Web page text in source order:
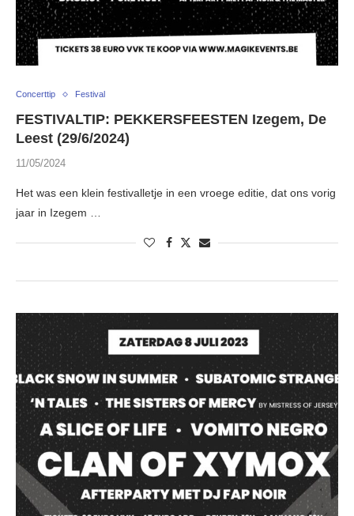
Concerttip Festival
FESTIVALTIP: PEKKERSFEESTEN Izegem, De
Leest (29/6/2024)
11/05/2024
Het was een klein festivalletje in een vroege editie, dat ons vorig
jaar in Izegem …